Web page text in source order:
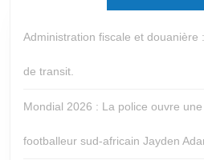
Administration fiscale et douanière
de transit.
Mondial 2026 : La police ouvre
footballeur sud-africain Jayden